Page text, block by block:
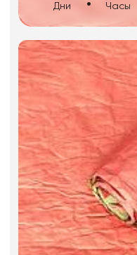
Дни Часы